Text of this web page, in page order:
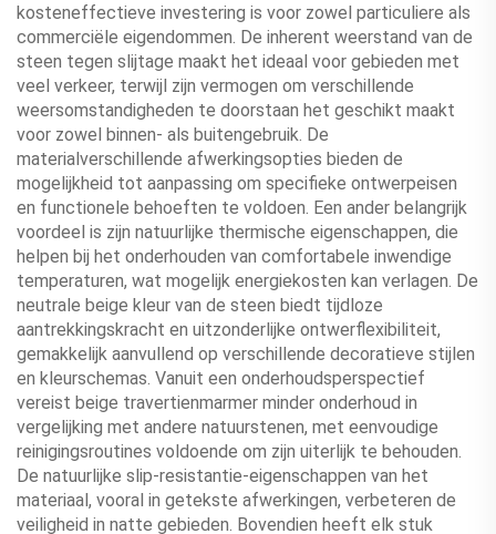
kosteneffectieve investering is voor zowel particuliere als
commerciële eigendommen. De inherent weerstand van de
steen tegen slijtage maakt het ideaal voor gebieden met
veel verkeer, terwijl zijn vermogen om verschillende
weersomstandigheden te doorstaan het geschikt maakt
voor zowel binnen- als buitengebruik. De
materialverschillende afwerkingsopties bieden de
mogelijkheid tot aanpassing om specifieke ontwerpeisen
en functionele behoeften te voldoen. Een ander belangrijk
voordeel is zijn natuurlijke thermische eigenschappen, die
helpen bij het onderhouden van comfortabele inwendige
temperaturen, wat mogelijk energiekosten kan verlagen. De
neutrale beige kleur van de steen biedt tijdloze
aantrekkingskracht en uitzonderlijke ontwerflexibiliteit,
gemakkelijk aanvullend op verschillende decoratieve stijlen
en kleurschemas. Vanuit een onderhoudsperspectief
vereist beige travertienmarmer minder onderhoud in
vergelijking met andere natuurstenen, met eenvoudige
reinigingsroutines voldoende om zijn uiterlijk te behouden.
De natuurlijke slip-resistantie-eigenschappen van het
materiaal, vooral in getekste afwerkingen, verbeteren de
veiligheid in natte gebieden. Bovendien heeft elk stuk